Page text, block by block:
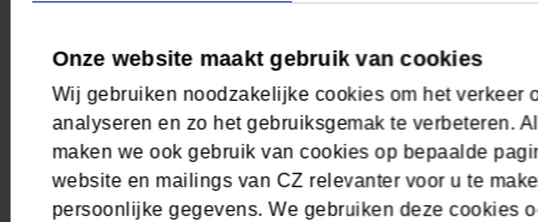
Onze website maakt gebruik van cookies
Wij gebruiken noodzakelijke cookies om het verkeer
analyseren en zo het gebruiksgemak te verbeteren.
maken we ook gebruik van cookies op bepaalde
website en mailings van CZ relevanter voor u te
persoonlijke gegevens. We gebruiken deze cookies
Gezondheid
Gezondheidsthema's